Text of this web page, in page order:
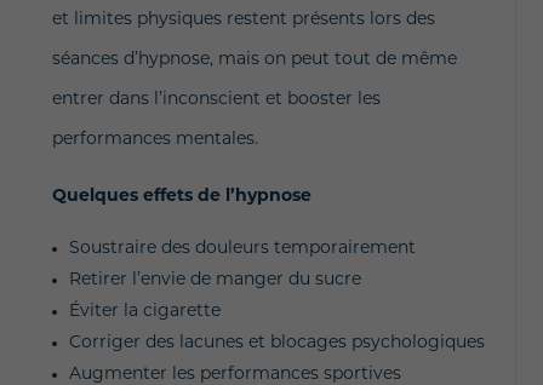
et limites physiques restent présents lors des
séances d’hypnose, mais on peut tout de même
entrer dans l’inconscient et booster les
performances mentales.
Quelques effets de l’hypnose
Soustraire des douleurs temporairement
Retirer l’envie de manger du sucre
Éviter la cigarette
Corriger des lacunes et blocages psychologiques
Augmenter les performances sportives